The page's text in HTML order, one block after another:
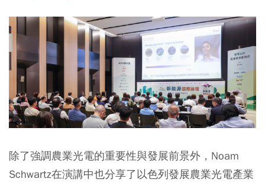
除了強調農業光電的重要性與發展前景外，Noam
Schwartz在演講中也分享了以色列發展農業光電產業